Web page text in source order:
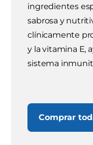
ingredientes
sabrosa y
clínicamente
y la vitamina E,
sistema
Comprar